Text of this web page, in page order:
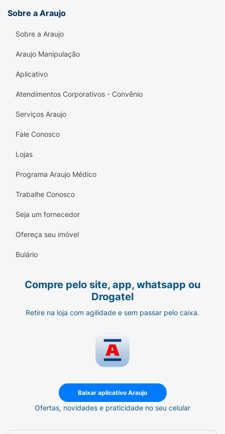
Sobre a Araujo
Sobre a Araujo
Araujo Manipulação
Aplicativo
Atendimentos Corporativos - Convênio
Serviços Araujo
Fale Conosco
Lojas
Programa Araujo Médico
Trabalhe Conosco
Seja um fornecedor
Ofereça seu imóvel
Bulário
Compre pelo site, app, whatsapp ou
Drogatel
Retire na loja com agilidade e sem passar pelo caixa.
Baixar aplicativo Araujo
Ofertas, novidades e praticidade no seu celular